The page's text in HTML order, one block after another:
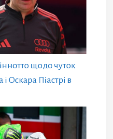
щодо чуток
Оскара Піастрі в